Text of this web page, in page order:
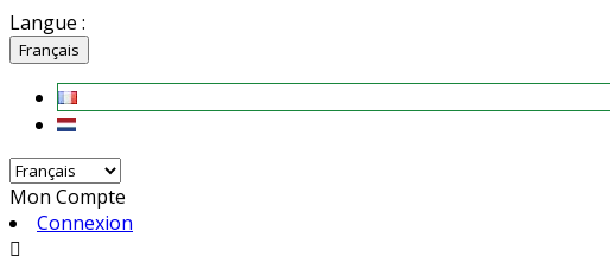
Langue :
Français
Mon Compte
Connexion
